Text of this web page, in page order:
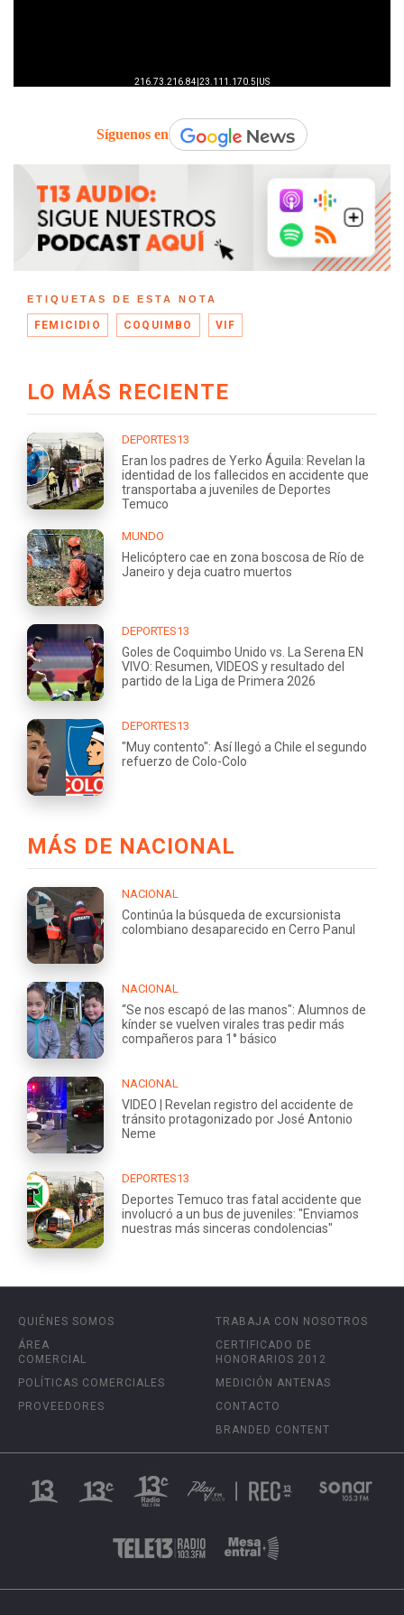
Síguenos en
ETIQUETAS DE ESTA NOTA
FEMICIDIO COQUIMBO VIF
LO MÁS RECIENTE
DEPORTES13
Eran los padres de Yerko Águila: Revelan la
identidad de los fallecidos en accidente que
transportaba a juveniles de Deportes
Temuco
MUNDO
Helicóptero cae en zona boscosa de Río de
Janeiro y deja cuatro muertos
DEPORTES13
Goles de Coquimbo Unido vs. La Serena EN
VIVO: Resumen, VIDEOS y resultado del
partido de la Liga de Primera 2026
DEPORTES13
"Muy contento": Así llegó a Chile el segundo
refuerzo de Colo-Colo
MÁS DE NACIONAL
NACIONAL
Continúa la búsqueda de excursionista
colombiano desaparecido en Cerro Panul
NACIONAL
“Se nos escapó de las manos": Alumnos de
kínder se vuelven virales tras pedir más
compañeros para 1° básico
NACIONAL
VIDEO | Revelan registro del accidente de
tránsito protagonizado por José Antonio
Neme
DEPORTES13
Deportes Temuco tras fatal accidente que
involucró a un bus de juveniles: "Enviamos
nuestras más sinceras condolencias"
QUIÉNES SOMOS
ÁREA
COMERCIAL
POLÍTICAS COMERCIALES
PROVEEDORES
TRABAJA CON NOSOTROS
CERTIFICADO DE
HONORARIOS 2012
MEDICIÓN ANTENAS
CONTACTO
BRANDED CONTENT